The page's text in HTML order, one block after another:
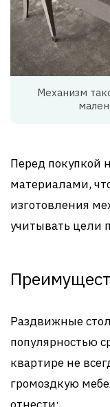
Механизм
Перед покупкой
материалами,
изготовления
учитывать цели
Раздвижные
популярностью
квартире не
громоздкую